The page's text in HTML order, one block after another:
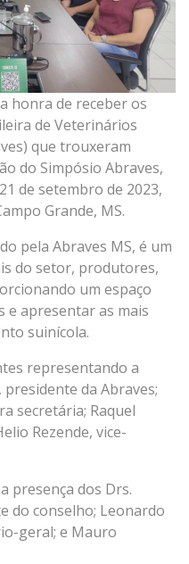
honra de receber os
de Veterinários
que trouxeram
do Simpósio Abraves,
de setembro de 2023,
Grande, MS.
pela Abraves MS, é um
do setor, produtores,
um espaço
e apresentar as mais
suinícola.
representando a
presidente da Abraves;
secretária; Raquel
Rezende, vice-
presença dos Drs.
do conselho; Leonardo
geral; e Mauro